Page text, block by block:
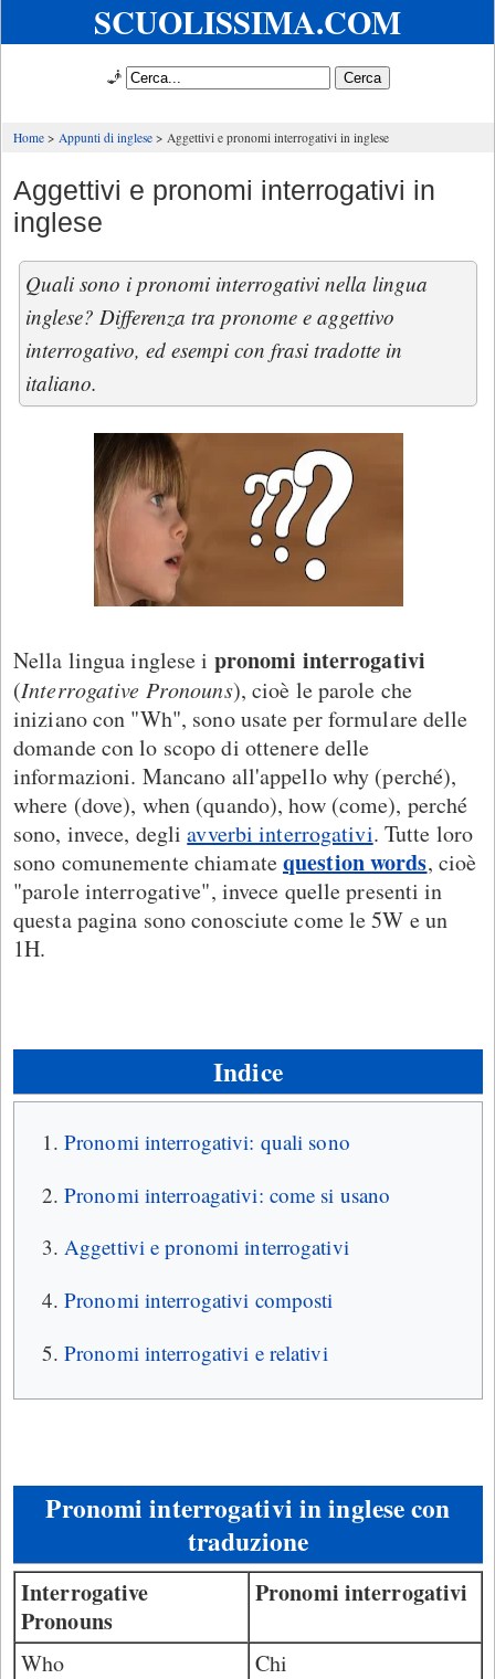
SCUOLISSIMA.COM
🧞
Home Appunti di inglese Aggettivi e pronomi interrogativi in inglese
Aggettivi e pronomi interrogativi in
inglese
Quali sono i pronomi interrogativi nella lingua
inglese? Differenza tra pronome e aggettivo
interrogativo, ed esempi con frasi tradotte in
italiano.
Nella lingua inglese i pronomi interrogativi
(Interrogative Pronouns), cioè le parole che
iniziano con "Wh", sono usate per formulare delle
domande con lo scopo di ottenere delle
informazioni. Mancano all'appello why (perché),
where (dove), when (quando), how (come), perché
sono, invece, degliavverbi interrogativi. Tutte loro
sono comunemente chiamatequestion words, cioè
"parole interrogative", invece quelle presenti in
questa pagina sono conosciute come le 5W e un
1H.
Indice
Pronomi interrogativi: quali sono
Pronomi interroagativi: come si usano
Aggettivi e pronomi interrogativi
Pronomi interrogativi composti
Pronomi interrogativi e relativi
Pronomi interrogativi in inglese con
traduzione
Interrogative
Pronouns
Pronomi interrogativi
Who
Chi